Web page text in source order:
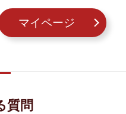
マイページ
質問